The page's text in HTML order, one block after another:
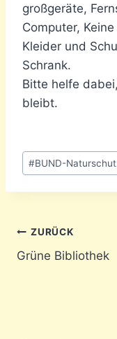
großgeräte,
Computer,
Kleider und
Schrank.
Bitte helfe
bleibt.
Schlagworte:
#BUND-
ZURÜCK
Grüne Bibliothek